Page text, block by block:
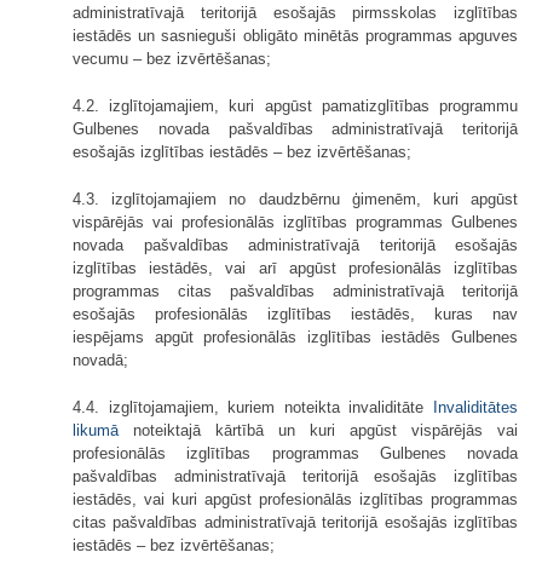
administratīvajā teritorijā esošajās pirmsskolas izglītības
iestādēs un sasnieguši obligāto minētās programmas apguves
vecumu – bez izvērtēšanas;
4.2. izglītojamajiem, kuri apgūst pamatizglītības programmu
Gulbenes novada pašvaldības administratīvajā teritorijā
esošajās izglītības iestādēs – bez izvērtēšanas;
4.3. izglītojamajiem no daudzbērnu ģimenēm, kuri apgūst
vispārējās vai profesionālās izglītības programmas Gulbenes
novada pašvaldības administratīvajā teritorijā esošajās
izglītības iestādēs, vai arī apgūst profesionālās izglītības
programmas citas pašvaldības administratīvajā teritorijā
esošajās profesionālās izglītības iestādēs, kuras nav
iespējams apgūt profesionālās izglītības iestādēs Gulbenes
novadā;
4.4. izglītojamajiem, kuriem noteikta invaliditāte Invaliditātes
likumā noteiktajā kārtībā un kuri apgūst vispārējās vai
profesionālās izglītības programmas Gulbenes novada
pašvaldības administratīvajā teritorijā esošajās izglītības
iestādēs, vai kuri apgūst profesionālās izglītības programmas
citas pašvaldības administratīvajā teritorijā esošajās izglītības
iestādēs – bez izvērtēšanas;